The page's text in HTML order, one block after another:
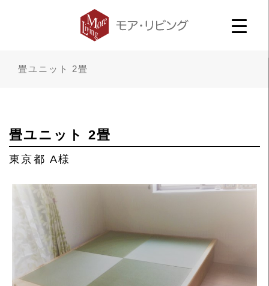
畳ユニット 2畳
畳ユニット 2畳
東京都 A様